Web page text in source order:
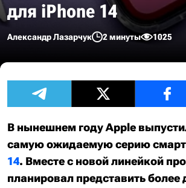
для iPhone 14
Александр Лазарчук 2 минуты 1025
В нынешнем году Apple
самую ожидаемую серию
14. Вместе с новой линейкой
планировал представить